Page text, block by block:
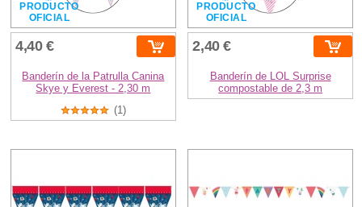
PRODUCTO
OFICIAL
4,40 €
Banderín de la Patrulla Canina
Skye y Everest - 2,30 m
(1)
PRODUCTO
OFICIAL
2,40 €
Banderín de LOL Surprise
compostable de 2,3 m